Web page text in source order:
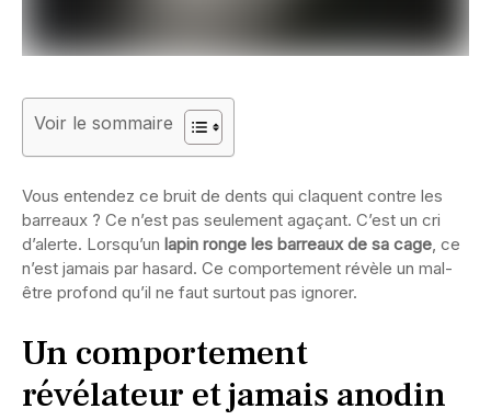
Voir le sommaire
Vous entendez ce bruit de dents qui claquent contre les
barreaux ? Ce n’est pas seulement agaçant. C’est un cri
d’alerte. Lorsqu’un lapin ronge les barreaux de sa cage, ce
n’est jamais par hasard. Ce comportement révèle un mal-
être profond qu’il ne faut surtout pas ignorer.
Un comportement
révélateur et jamais anodin